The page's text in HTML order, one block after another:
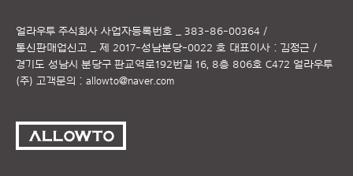
얼라우투 주식회사 사업자등록번호 _ 383-86-00364 /
통신판매업신고 _ 제 2017-성남분당-0022 호 대표이사 : 김정근 /
경기도 성남시 분당구 판교역로192번길 16, 8층 806호 C472 얼라우투
(주) 고객문의 : allowto@naver.com